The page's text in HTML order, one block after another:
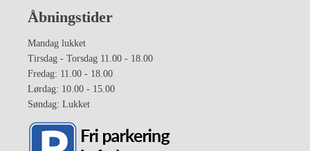
Åbningstider
Mandag lukket
Tirsdag - Torsdag 11.00 - 18.00
Fredag: 11.00 - 18.00
Lørdag: 10.00 - 15.00
Søndag: Lukket